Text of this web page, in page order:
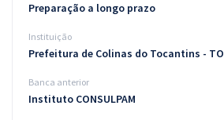
Conteúdo gratuito
Blog
Preparação a longo prazo
Instituição
Prefeitura de Colinas do Tocantins - TO
Banca anterior
Instituto CONSULPAM